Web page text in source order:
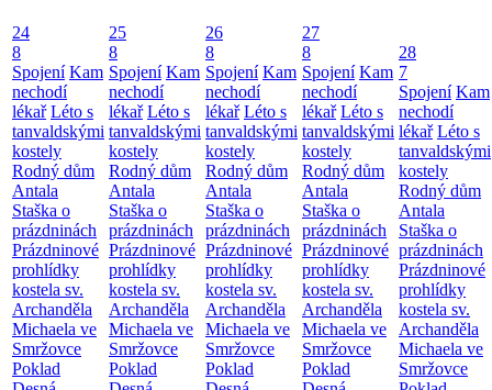
24
8
Spojení Kam
nechodí
lékař Léto s
tanvaldskými
kostely
Rodný dům
Antala
Staška o
prázdninách
Prázdninové
prohlídky
kostela sv.
Archanděla
Michaela ve
Smržovce
Poklad
25
8
Spojení Kam
nechodí
lékař Léto s
tanvaldskými
kostely
Rodný dům
Antala
Staška o
prázdninách
Prázdninové
prohlídky
kostela sv.
Archanděla
Michaela ve
Smržovce
Poklad
26
8
Spojení Kam
nechodí
lékař Léto s
tanvaldskými
kostely
Rodný dům
Antala
Staška o
prázdninách
Prázdninové
prohlídky
kostela sv.
Archanděla
Michaela ve
Smržovce
Poklad
27
8
Spojení Kam
nechodí
lékař Léto s
tanvaldskými
kostely
Rodný dům
Antala
Staška o
prázdninách
Prázdninové
prohlídky
kostela sv.
Archanděla
Michaela ve
Smržovce
Poklad
28
7
Spojení Kam
nechodí
lékař Léto s
tanvaldskými
kostely
Rodný dům
Antala
Staška o
prázdninách
Prázdninové
prohlídky
kostela sv.
Archanděla
Michaela ve
Smržovce